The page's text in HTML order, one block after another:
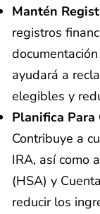
Mantén
registros
ayudará a
elegibles y
Planifica Para
Contribuye a
IRA, así como
(HSA) y
reducir los